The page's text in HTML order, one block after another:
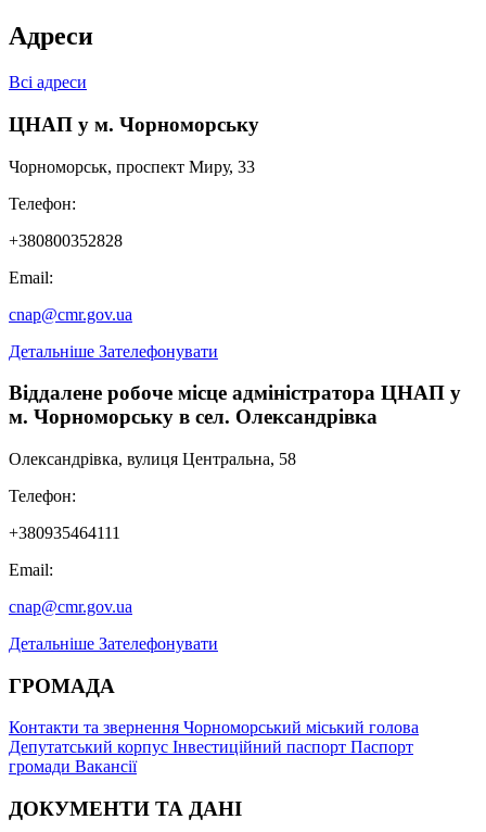
Адреси
Всі адреси
ЦНАП у м. Чорноморську
Чорноморськ, проспект Миру, 33
Телефон:
+380800352828
Email:
cnap@cmr.gov.ua
Детальніше Зателефонувати
Віддалене робоче місце адміністратора ЦНАП у
м. Чорноморську в сел. Олександрівка
Олександрівка, вулиця Центральна, 58
Телефон:
+380935464111
Email:
cnap@cmr.gov.ua
Детальніше Зателефонувати
ГРОМАДА
Контакти та звернення Чорноморський міський голова
Депутатський корпус Інвестиційний паспорт Паспорт
громади Вакансії
ДОКУМЕНТИ ТА ДАНІ